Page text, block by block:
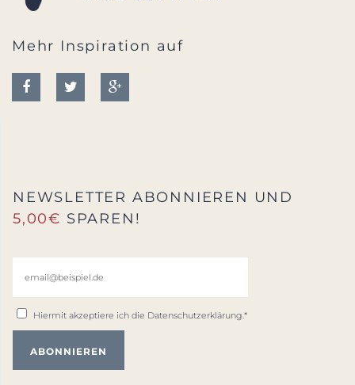
Mehr Inspiration auf
NEWSLETTER ABONNIEREN UND
5,00€ SPAREN!
Hiermit akzeptiere ich die Datenschutzerklärung.*